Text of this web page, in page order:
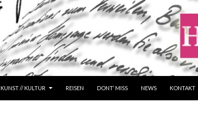
KUNST // KULTUR REISEN DONT‘ MISS NEWS KONTAKT